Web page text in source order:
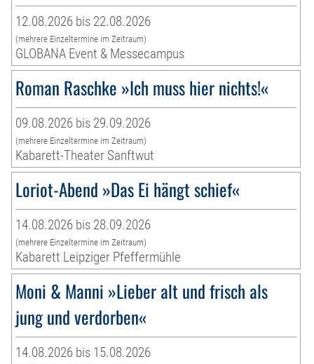
12.08.2026 bis 22.08.2026
(mehrere Einzeltermine im Zeitraum)
GLOBANA Event & Messecampus
Roman Raschke »Ich muss hier nichts!«
09.08.2026 bis 29.09.2026
(mehrere Einzeltermine im Zeitraum)
Kabarett-Theater Sanftwut
Loriot-Abend »Das Ei hängt schief«
14.08.2026 bis 28.09.2026
(mehrere Einzeltermine im Zeitraum)
Kabarett Leipziger Pfeffermühle
Moni & Manni »Lieber alt und frisch als
jung und verdorben«
14.08.2026 bis 15.08.2026